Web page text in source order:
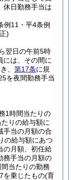
休日勤務手当は
例11・平4条例
)
翌日の午前5時
には、その間に
、 第17条に規
を夜間勤務手当
1時間当たりの
りの給与額に
手当の月額の合
の給与額にあつ
の月額、初任給
務手当の月額の
当たりの勤務
を乗じたもの(育